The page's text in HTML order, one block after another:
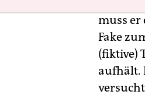
muss er
Fake
(fiktive)
aufhält.